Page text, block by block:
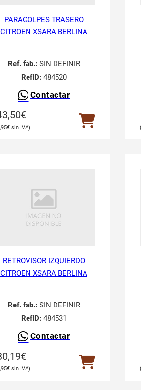
PARAGOLPES TRASERO
CITROEN XSARA BERLINA
Ref. fab.:SIN DEFINIR
RefID:484520
Contactar
€
€
RETROVISOR IZQUIERDO
CITROEN XSARA BERLINA
Ref. fab.:SIN DEFINIR
RefID:484531
Contactar
€
€